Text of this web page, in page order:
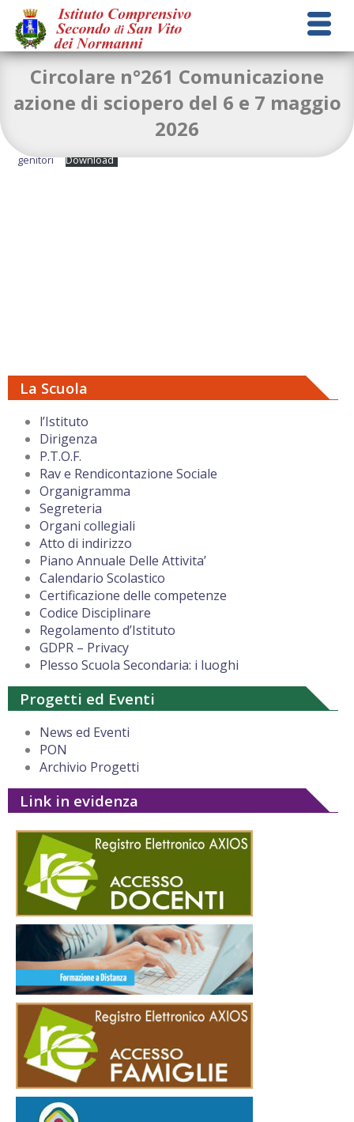
La Scuola
l’Istituto
Dirigenza
P.T.O.F.
Rav e Rendicontazione Sociale
Organigramma
Segreteria
Organi collegiali
Atto di indirizzo
Piano Annuale Delle Attivita’
Calendario Scolastico
Certificazione delle competenze
Codice Disciplinare
Regolamento d’Istituto
GDPR – Privacy
Plesso Scuola Secondaria: i luoghi
Progetti ed Eventi
News ed Eventi
PON
Archivio Progetti
Link in evidenza
Circolare n°261 Comunicazione
azione di sciopero del 6 e 7 maggio
2026
genitori
Download